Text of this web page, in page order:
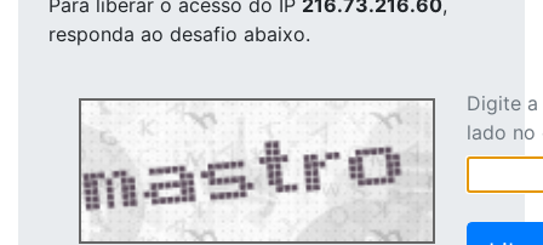
Para liberar o acesso do IP 216.73.216.60,
responda ao desafio abaixo.
Digite
lado no